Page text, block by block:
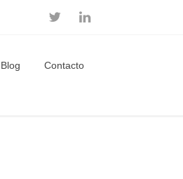
Blog Contacto